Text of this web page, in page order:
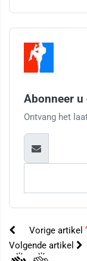
Abonneer
Ontvang het
Vorige artikel
Volgende artikel